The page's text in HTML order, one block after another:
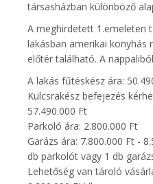
társasházban különböző
A meghirdetett 1.emeleten
lakásban amerikai konyhás
előtér található. A
A lakás fűtéskész ára:
Kulcsrakész befejezés
57.490.000 Ft
Parkoló ára: 2.800.000 Ft
Garázs ára: 7.800.000 Ft -
db parkolót vagy 1 db
Lehetőség van tároló